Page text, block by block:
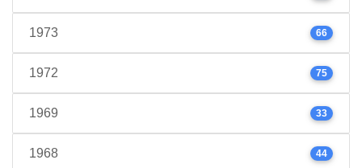
1973 66
1972 75
1969 33
1968 44